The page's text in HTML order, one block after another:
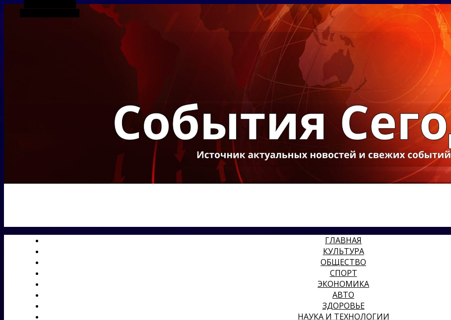
Боковая панель
ГЛАВНАЯ
КУЛЬТУРА
ОБЩЕСТВО
СПОРТ
ЭКОНОМИКА
АВТО
ЗДОРОВЬЕ
НАУКА И ТЕХНОЛОГИИ